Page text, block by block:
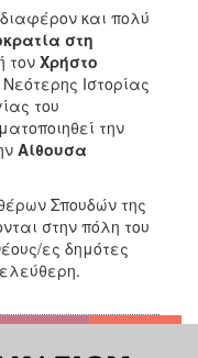
και πολύ
στη
τονΧρήστο
Ιστορίας
του
την
Αίθουσα
Σπουδών της
στην πόλη του
ες δημότες